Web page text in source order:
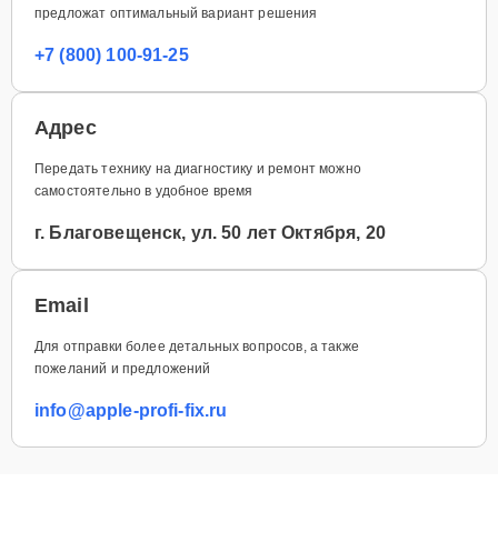
предложат оптимальный вариант решения
+7 (800) 100-91-25
Адрес
Передать технику на диагностику и ремонт можно
самостоятельно в удобное время
г. Благовещенск, ул. 50 лет Октября, 20
Email
Для отправки более детальных вопросов, а также
пожеланий и предложений
info@apple-profi-fix.ru